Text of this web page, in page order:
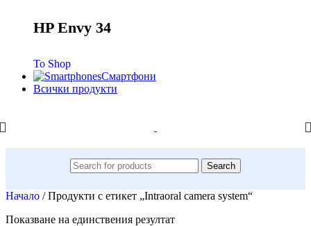
HP Envy 34
To Shop
Смартфони
Всички продукти
Search
Начало / Продукти с етикет „Intraoral camera system“
Показване на единствения резултат